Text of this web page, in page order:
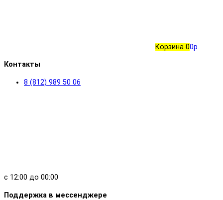
Корзина 00р.
Контакты
8 (812) 989 50 06
с 12:00 до 00:00
Поддержка в мессенджере